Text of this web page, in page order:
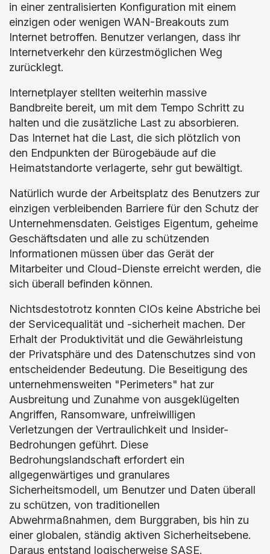
in einer zentralisierten Konfiguration mit einem
einzigen oder wenigen WAN-Breakouts zum
Internet betroffen. Benutzer verlangen, dass ihr
Internetverkehr den kürzestmöglichen Weg
zurücklegt.
Internetplayer stellten weiterhin massive
Bandbreite bereit, um mit dem Tempo Schritt zu
halten und die zusätzliche Last zu absorbieren.
Das Internet hat die Last, die sich plötzlich von
den Endpunkten der Bürogebäude auf die
Heimatstandorte verlagerte, sehr gut bewältigt.
Natürlich wurde der Arbeitsplatz des Benutzers zur
einzigen verbleibenden Barriere für den Schutz der
Unternehmensdaten. Geistiges Eigentum, geheime
Geschäftsdaten und alle zu schützenden
Informationen müssen über das Gerät der
Mitarbeiter und Cloud-Dienste erreicht werden, die
sich überall befinden können.
Nichtsdestotrotz konnten CIOs keine Abstriche bei
der Servicequalität und -sicherheit machen. Der
Erhalt der Produktivität und die Gewährleistung
der Privatsphäre und des Datenschutzes sind von
entscheidender Bedeutung. Die Beseitigung des
unternehmensweiten "Perimeters" hat zur
Ausbreitung und Zunahme von ausgeklügelten
Angriffen, Ransomware, unfreiwilligen
Verletzungen der Vertraulichkeit und Insider-
Bedrohungen geführt. Diese
Bedrohungslandschaft erfordert ein
allgegenwärtiges und granulares
Sicherheitsmodell, um Benutzer und Daten überall
zu schützen, von traditionellen
Abwehrmaßnahmen, dem Burggraben, bis hin zu
einer globalen, ständig aktiven Sicherheitsebene.
Daraus entstand logischerweise SASE.